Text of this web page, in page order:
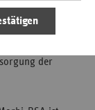
werden
dass die
der